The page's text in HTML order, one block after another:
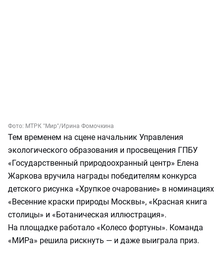
Фото: МТРК "Мир"/Ирина Фомочкина
Тем временем на сцене начальник Управления
экологического образования и просвещения ГПБУ
«Государственный природоохранный центр» Елена
Жаркова вручила награды победителям конкурса
детского рисунка «Хрупкое очарование» в номинациях
«Весенние краски природы Москвы», «Красная книга
столицы» и «Ботаническая иллюстрация».
На площадке работало «Колесо фортуны». Команда
«МИРа» решила рискнуть — и даже выиграла приз.